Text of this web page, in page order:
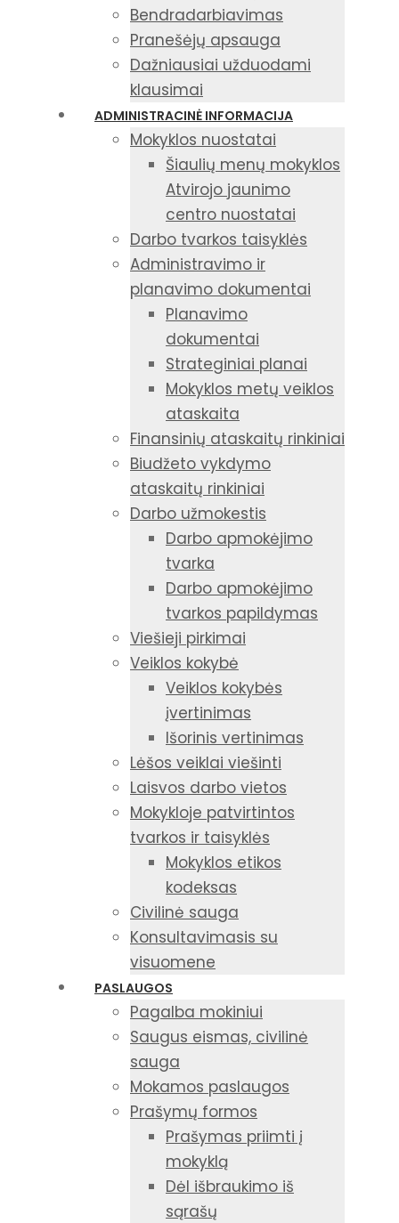
Bendradarbiavimas
Pranešėjų apsauga
Dažniausiai užduodami
klausimai
ADMINISTRACINĖ INFORMACIJA
Mokyklos nuostatai
Šiaulių menų mokyklos
Atvirojo jaunimo
centro nuostatai
Darbo tvarkos taisyklės
Administravimo ir
planavimo dokumentai
Planavimo
dokumentai
Strateginiai planai
Mokyklos metų veiklos
ataskaita
Finansinių ataskaitų rinkiniai
Biudžeto vykdymo
ataskaitų rinkiniai
Darbo užmokestis
Darbo apmokėjimo
tvarka
Darbo apmokėjimo
tvarkos papildymas
Viešieji pirkimai
Veiklos kokybė
Veiklos kokybės
įvertinimas
Išorinis vertinimas
Lėšos veiklai viešinti
Laisvos darbo vietos
Mokykloje patvirtintos
tvarkos ir taisyklės
Mokyklos etikos
kodeksas
Civilinė sauga
Konsultavimasis su
visuomene
PASLAUGOS
Pagalba mokiniui
Saugus eismas, civilinė
sauga
Mokamos paslaugos
Prašymų formos
Prašymas priimti į
mokyklą
Dėl išbraukimo iš
sąrašų